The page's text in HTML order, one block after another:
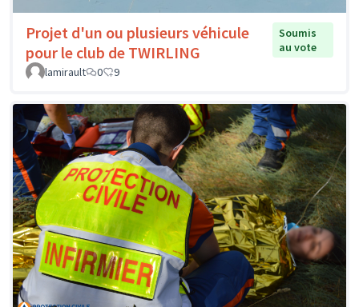
Projet d'un ou plusieurs véhicule
pour le club de TWIRLING
Soumis
au vote
lamirault
0 9